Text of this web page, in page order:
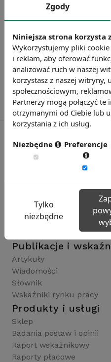
Rynekpracy.pl
badaniaHR.pl
wskaznikiHR.pl
Publikacje i
Artykuły
Wiadomości
Słownik
Wskaźniki rynku pracy
Produkty i usługi
Sklep
Badania postaw i opinii
Raport wskaźnikowy
Raporty płacowe
Zgody
Niniejsza strona korzysta
Wykorzystujemy pliki
i reklam, aby oferować
analizować ruch w naszej
korzystasz z naszej
społecznościowym,
Partnerzy mogą połączyć
otrzymanymi od Ciebie lub
korzystania z ich usług.
Niezbędne Preferencje
Tylko
niezbędne